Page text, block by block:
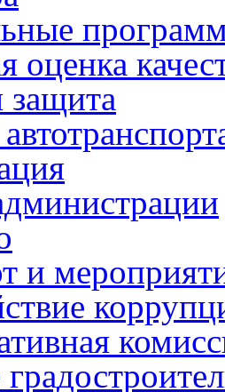
оценка
защита
и